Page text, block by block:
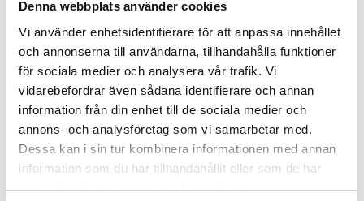
Denna webbplats använder cookies
Vi använder enhetsidentifierare för att anpassa innehållet
och annonserna till användarna, tillhandahålla funktioner
för sociala medier och analysera vår trafik. Vi
vidarebefordrar även sådana identifierare och annan
information från din enhet till de sociala medier och
annons- och analysföretag som vi samarbetar med.
Dessa kan i sin tur kombinera informationen med annan
information som du har tillhandahållit eller som de har
samlat in när du har använt deras tjänster.
Nyckelingredienser:
Hibiscus Extract
– skyddar och ger näring till håret,
samtidigt som det bevarar hårets naturliga glans
– bevarar fuktnivåerna i håret och ger en
hanterbar textur
Pro-Vitamin B5– stärker och skyddar håret, vilket gör det
mjukare och glansigare
Användning:
en avslappnad rörig look. För mer volym, spraya direkt vid